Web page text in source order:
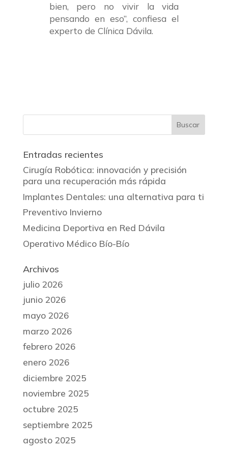
bien, pero no vivir la vida
pensando en eso”, confiesa el
experto de Clínica Dávila.
Entradas recientes
Cirugía Robótica: innovación y precisión
para una recuperación más rápida
Implantes Dentales: una alternativa para ti
Preventivo Invierno
Medicina Deportiva en Red Dávila
Operativo Médico Bío-Bío
Archivos
julio 2026
junio 2026
mayo 2026
marzo 2026
febrero 2026
enero 2026
diciembre 2025
noviembre 2025
octubre 2025
septiembre 2025
agosto 2025